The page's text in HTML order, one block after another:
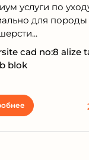
услуги по
для породы
cad no:8 alize
blok